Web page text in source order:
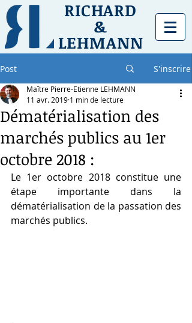
RICHARD
&
LEHMANN
Post S'inscrire
Dématérialisation des
marchés publics au 1er
octobre 2018 :
Maître Pierre-Etienne LEHMANN
11 avr. 2019 1 min de lecture
Le 1er octobre 2018 constitue une
étape importante dans la
dématérialisation de la passation des
marchés publics.